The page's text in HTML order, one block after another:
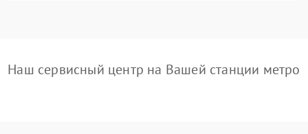
Наш сервисный центр на Вашей станции метро